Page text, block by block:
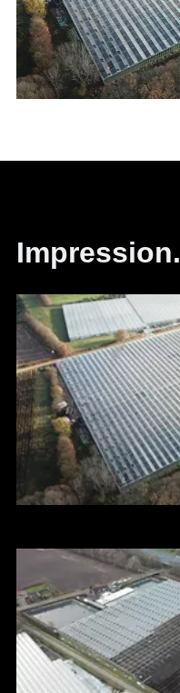
Impression.